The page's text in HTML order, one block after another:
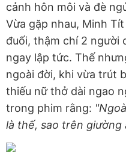
cảnh hôn môi và đè
Vừa gặp nhau, Minh
đuối, thậm chí 2 người
ngay lập tức. Thế
ngoài đời, khi vừa trút
thiếu nữ thở dài ngao
trong phim rằng:
là thế, sao trên giường